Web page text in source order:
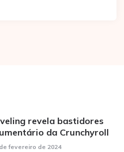
revela bastidores
da Crunchyroll
fevereiro de 2024